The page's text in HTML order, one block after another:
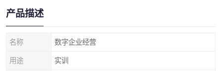
产品描述
名称 数字企业经营
用途 实训